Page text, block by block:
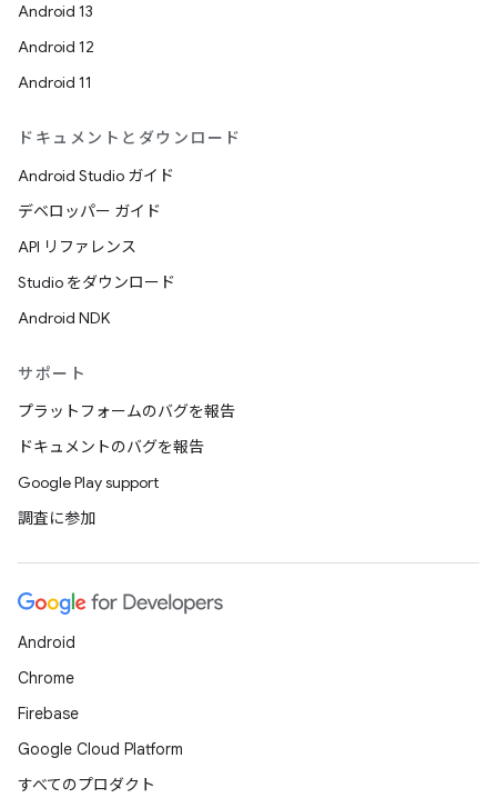
Android 13
Android 12
Android 11
ドキュメントとダウンロード
Android Studio ガイド
デベロッパー ガイド
API リファレンス
Studio をダウンロード
Android NDK
サポート
プラットフォームのバグを報告
ドキュメントのバグを報告
Google Play support
調査に参加
Android
Chrome
Firebase
Google Cloud Platform
すべてのプロダクト